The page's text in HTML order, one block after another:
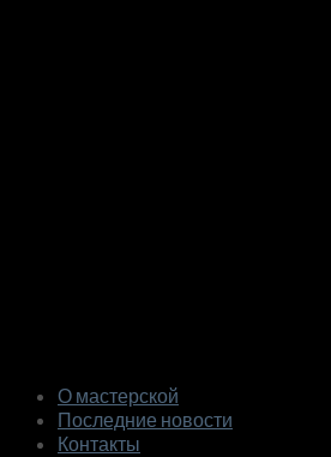
О мастерской
Последние новости
Контакты